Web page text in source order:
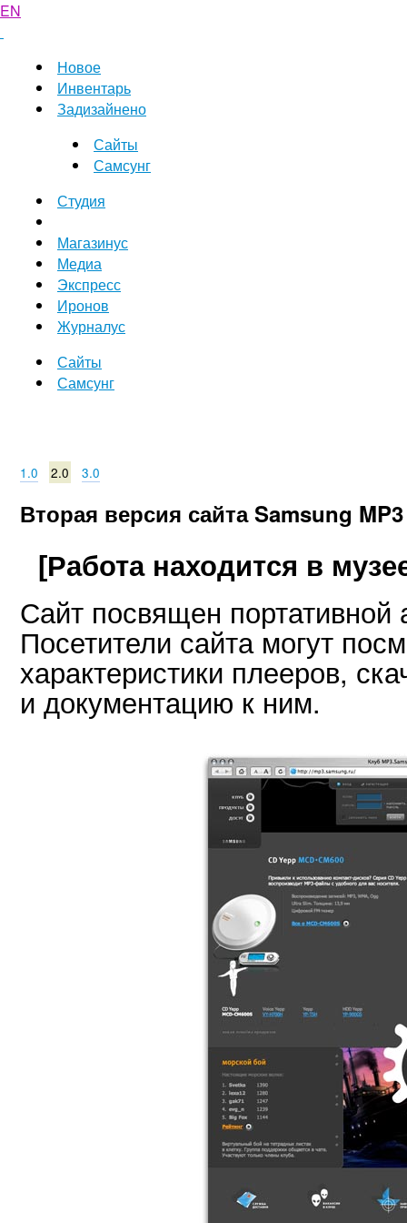
EN
Новое
Инвентарь
Задизайнено
Сайты
Самсунг
Студия
Магазинус
Медиа
Экспресс
Иронов
Журналус
Сайты
Самсунг
1.0 2.0 3.0
Вторая версия сайта Samsung
[Работа находится в
Сайт посвящен портативной
Посетители сайта могут
характеристики плееров,
и документацию к ним.